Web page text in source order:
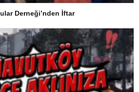
Derneği’nden İftar